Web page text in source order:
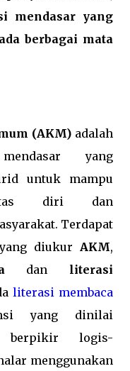
mendasar yang
berbagai mata
(AKM)adalah
yang
untuk mampu
diri dan
Terdapat
diukur AKM,
dan literasi
literasi membaca
yang dinilai
berpikir logis-
menggunakan